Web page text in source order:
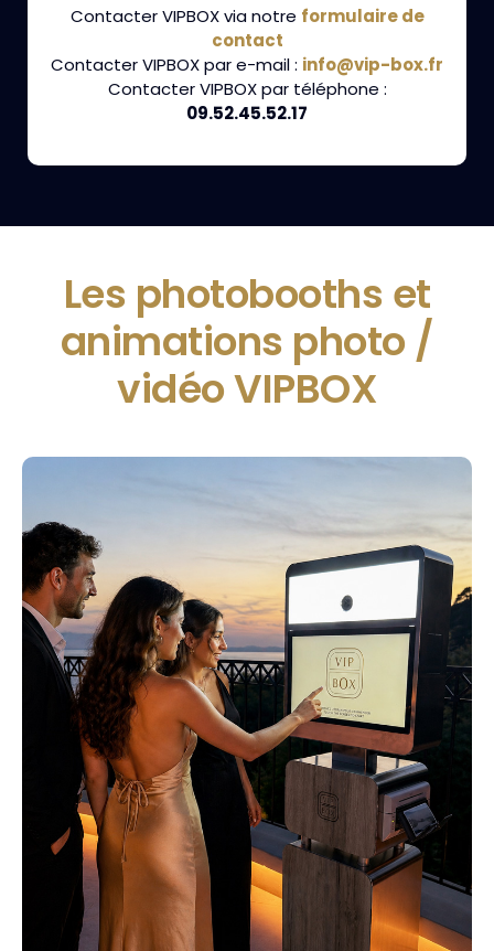
Contacter VIPBOX via notre formulaire de
contact
Contacter VIPBOX par e-mail : info@vip-box.fr
Contacter VIPBOX par téléphone :
09.52.45.52.17
Les photobooths et
animations photo /
vidéo VIPBOX